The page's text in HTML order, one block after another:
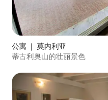
公寓 ｜ 莫内利亚
蒂古利奥山的壮丽景色